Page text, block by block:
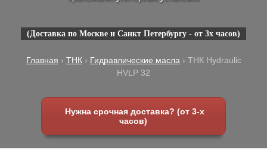
(Доставка по Москве и Санкт Петербургу - от 3х часов)
Главная › ТНК › Гидравлические масла › ТНК Hydraulic
HVLP 32
Нужна срочная доставка? (от 3-х
часов)